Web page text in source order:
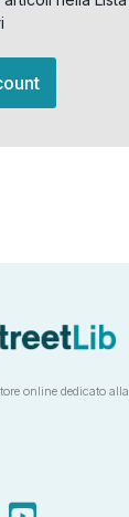
online dedicato